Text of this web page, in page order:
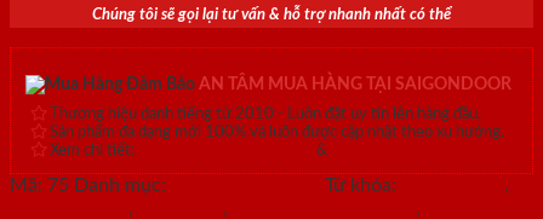
Chúng tôi sẽ gọi lại tư vấn & hỗ trợ nhanh nhất có thể
AN TÂM MUA HÀNG TẠI SAIGONDOOR
Thương hiệu danh tiếng từ 2010 - Luôn đặt uy tín lên hàng đầu.
Sản phẩm đa dạng mới 100% và luôn được cập nhật theo xu hướng.
Xem chi tiết:
&
Mã: 75 Danh mục: Từ khóa:
,
, , ,